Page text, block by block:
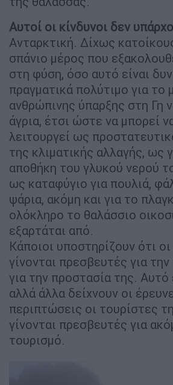
Αυτοί οι κίνδυνοι δεν
Ανταρκτική. Δίχως
σπάνιο μέρος που
στη φύση, όσο αυτό είναι
πραγματικά πολύτιμο για το
ανθρώπινης ύπαρξης στη Γη
άγρια, έτσι ώστε να μπορεί
λειτουργεί ως
της κλιματικής αλλαγής, ως
αποθήκη του γλυκού νερού
ως καταφύγιο για πουλιά,
ψάρια, ακόμη και για το
ολόκληρο το θαλάσσιο
εξαρτάται από.
Κάποιοι υποστηρίζουν ότι
γίνονται πρεσβευτές για
για την προστασία της. Αυτό
αλλά άλλα δείχνουν οι
περιπτώσεις οι τουρίστες
γίνονται πρεσβευτές για
τουρισμό.